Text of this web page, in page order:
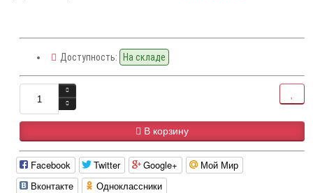
Доступность: На складе
В корзину
Facebook Twitter Google+
Мой Мир
Вконтакте
Одноклассники